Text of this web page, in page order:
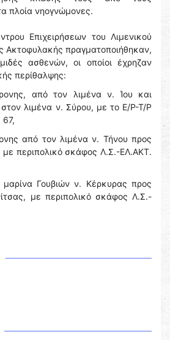
πλοία νηογνώμονες.
Επιχειρήσεων του Λιμενικού
Ακτοφυλακής πραγματοποιήθηκαν,
ασθενών, οι οποίοι έχρηζαν
περίθαλψης:
από τον λιμένα ν. Ίου και
στον λιμένα ν. Σύρου, με το Ε/Ρ-Τ/Ρ
από τον λιμένα ν. Τήνου προς
με περιπολικό σκάφος Λ.Σ.-ΕΛ.ΑΚΤ.
Γουβιών ν. Κέρκυρας προς
με περιπολικό σκάφος Λ.Σ.-